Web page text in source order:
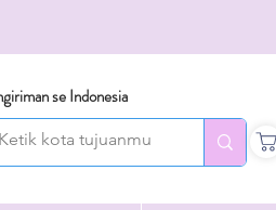
se Indonesia